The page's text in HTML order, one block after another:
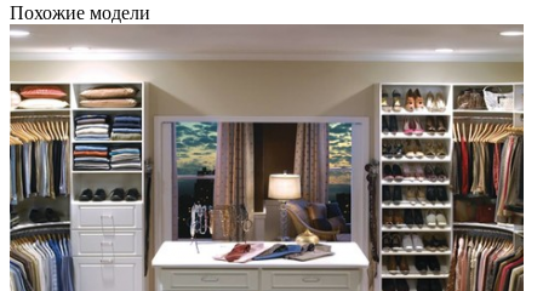
Похожие модели